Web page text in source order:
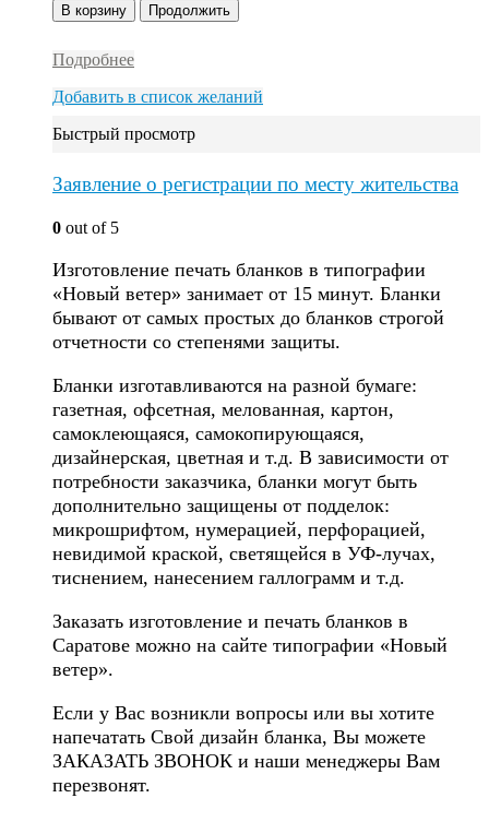
В корзину Продолжить
Подробнее
Добавить в список желаний
Быстрый просмотр
Заявление о регистрации по месту жительства
0 out of 5
Изготовление печать бланков в типографии
«Новый ветер» занимает от 15 минут. Бланки
бывают от самых простых до бланков строгой
отчетности со степенями защиты.
Бланки изготавливаются на разной бумаге:
газетная, офсетная, мелованная, картон,
самоклеющаяся, самокопирующаяся,
дизайнерская, цветная и т.д. В зависимости от
потребности заказчика, бланки могут быть
дополнительно защищены от подделок:
микрошрифтом, нумерацией, перфорацией,
невидимой краской, светящейся в УФ-лучах,
тиснением, нанесением галлограмм и т.д.
Заказать изготовление и печать бланков в
Саратове можно на сайте типографии «Новый
ветер».
Если у Вас возникли вопросы или вы хотите
напечатать Свой дизайн бланка, Вы можете
ЗАКАЗАТЬ ЗВОНОК и наши менеджеры Вам
перезвонят.